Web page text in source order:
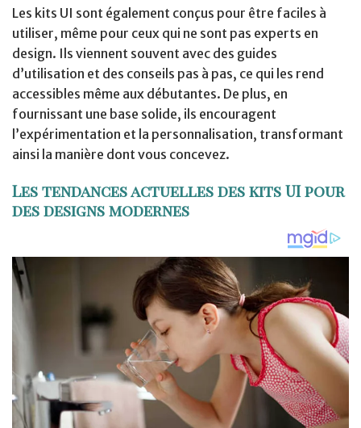
Les kits UI sont également conçus pour être faciles à
utiliser, même pour ceux qui ne sont pas experts en
design. Ils viennent souvent avec des guides
d’utilisation et des conseils pas à pas, ce qui les rend
accessibles même aux débutantes. De plus, en
fournissant une base solide, ils encouragent
l’expérimentation et la personnalisation, transformant
ainsi la manière dont vous concevez.
Les tendances actuelles des kits UI pour
des designs modernes